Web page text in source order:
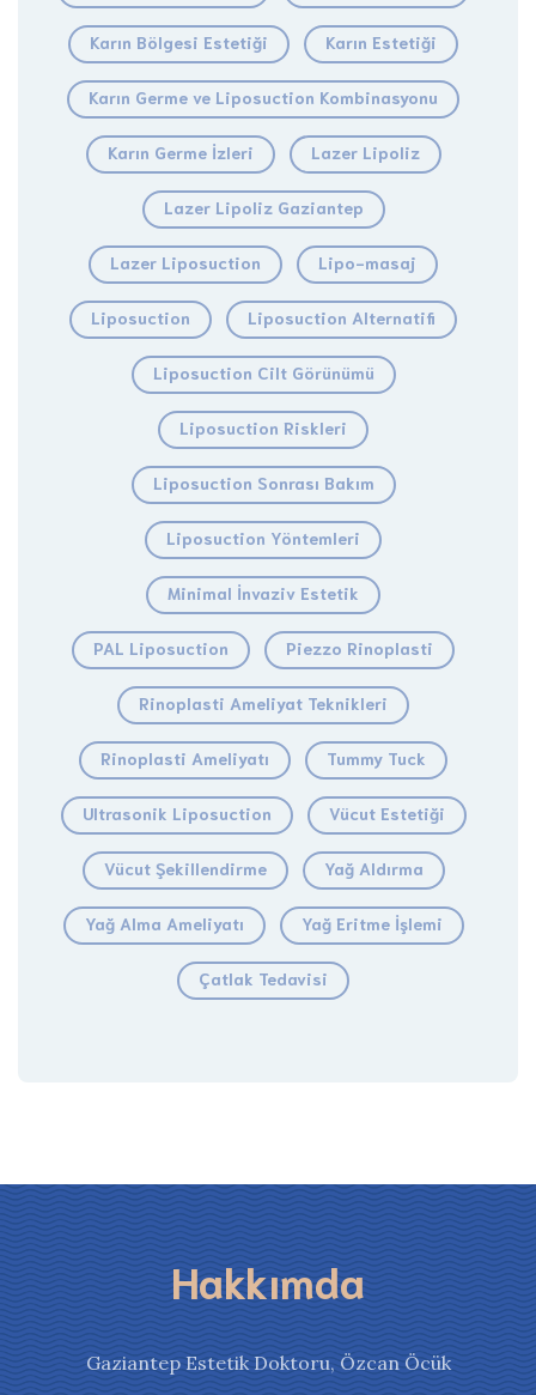
Karın Bölgesi Estetiği Karın Estetiği
Karın Germe ve Liposuction Kombinasyonu
Karın Germe İzleri Lazer Lipoliz
Lazer Lipoliz Gaziantep
Lazer Liposuction Lipo-masaj
Liposuction Liposuction Alternatifi
Liposuction Cilt Görünümü
Liposuction Riskleri
Liposuction Sonrası Bakım
Liposuction Yöntemleri
Minimal İnvaziv Estetik
PAL Liposuction Piezzo Rinoplasti
Rinoplasti Ameliyat Teknikleri
Rinoplasti Ameliyatı Tummy Tuck
Ultrasonik Liposuction Vücut Estetiği
Vücut Şekillendirme Yağ Aldırma
Yağ Alma Ameliyatı Yağ Eritme İşlemi
Çatlak Tedavisi
Hakkımda
Gaziantep Estetik Doktoru, Özcan Öcük